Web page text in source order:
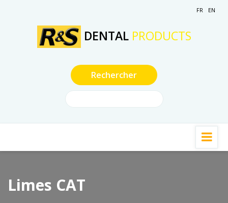
FR EN
DENTAL PRODUCTS
Limes CAT